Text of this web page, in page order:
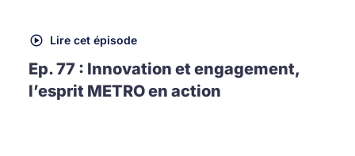
Lire cet épisode
Ep. 77 : Innovation et engagement,
l’esprit METRO en action